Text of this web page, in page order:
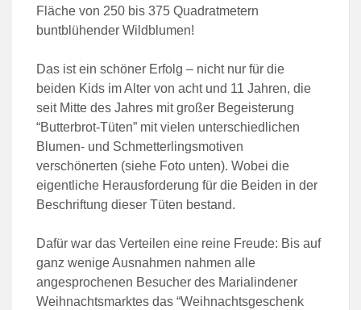
Fläche von 250 bis 375 Quadratmetern
buntblühender Wildblumen!
Das ist ein schöner Erfolg – nicht nur für die
beiden Kids im Alter von acht und 11 Jahren, die
seit Mitte des Jahres mit großer Begeisterung
“Butterbrot-Tüten” mit vielen unterschiedlichen
Blumen- und Schmetterlingsmotiven
verschönerten (siehe Foto unten). Wobei die
eigentliche Herausforderung für die Beiden in der
Beschriftung dieser Tüten bestand.
Dafür war das Verteilen eine reine Freude: Bis auf
ganz wenige Ausnahmen nahmen alle
angesprochenen Besucher des Marialindener
Weihnachtsmarktes das “Weihnachtsgeschenk